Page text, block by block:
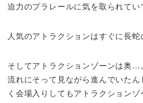
迫力のプラレールに気を取られてい
人気のアトラクションはすぐに長蛇
そしてアトラクションゾーンは奥…
流れにそって見ながら進んでいたん
く会場入りしてもアトラクション